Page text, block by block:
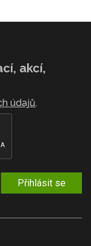
akcí,
údajů.
Přihlásit se